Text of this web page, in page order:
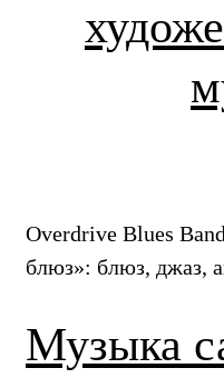
Overdrive Blues
блюз»: блюз, джаз,
Музыка